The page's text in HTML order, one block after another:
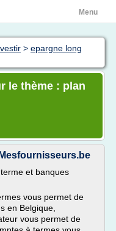
Menu
> epargne long
le thème : plan
et banques
vous permet de
en Belgique,
vous permet de